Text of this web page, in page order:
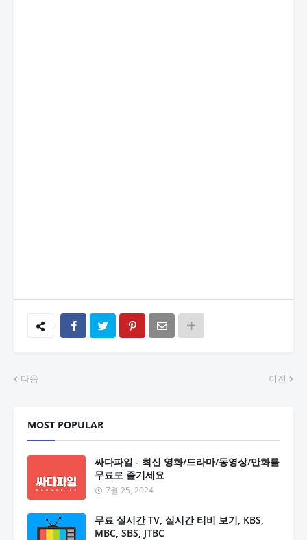
다음 이전
MOST POPULAR
싸다파일 - 최신 영화/드라마/동영상/만화를
무료로 즐기세요
7월 25, 2024
무료 실시간 TV, 실시간 티비 보기, KBS,
MBC, SBS, JTBC